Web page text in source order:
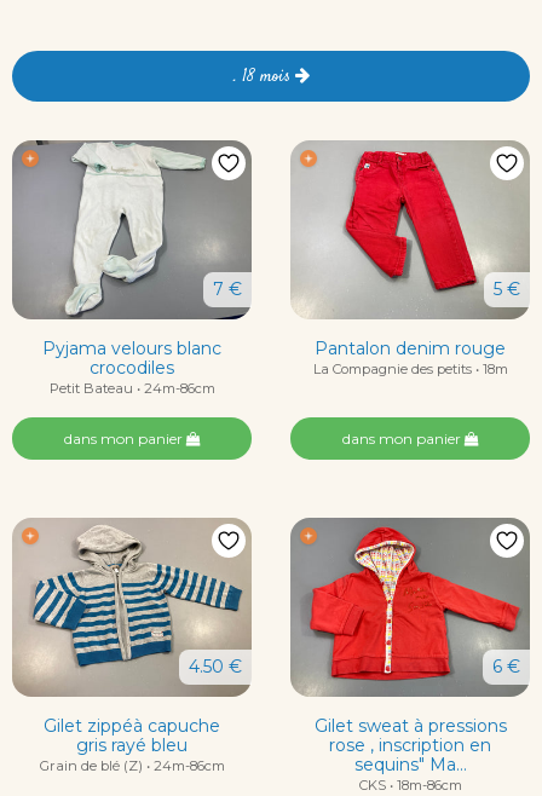
. 18 mois
7 €
Pyjama velours blanc
crocodiles
Petit Bateau • 24m-86cm
dans mon panier
5 €
Pantalon denim rouge
La Compagnie des petits • 18m
dans mon panier
4.50 €
Gilet zippéà capuche
gris rayé bleu
Grain de blé (Z) • 24m-86cm
6 €
Gilet sweat à pressions
rose , inscription en
sequins" Ma...
CKS • 18m-86cm